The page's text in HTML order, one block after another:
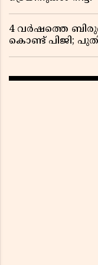
4 വർഷത്തെ
കൊണ്ട് പിജി;